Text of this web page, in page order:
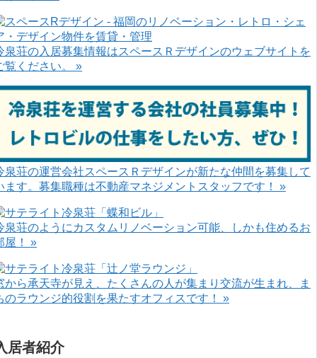
泉荘の入居募集情報はスペースＲデザインのウェブサイトを
覧ください。 »
泉荘の運営会社スペースＲデザインが新たな仲間を募集して
ます。募集職種は不動産マネジメントスタッフです！ »
泉荘のようにカスタムリノベーション可能、しかも住めるお
屋！ »
から承天寺が見え、たくさんの人が集まり交流が生まれ、ま
のラウンジ的役割を果たすオフィスです！ »
居者紹介